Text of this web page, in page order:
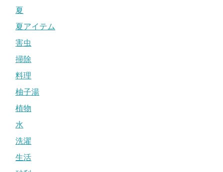
夏
夏アイテム
害虫
掃除
料理
柚子湯
植物
水
洗濯
生活